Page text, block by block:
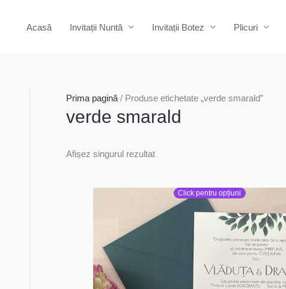
Acasă Invitații Nuntă Invitații Botez Plicuri
Prima pagină / Produse etichetate „verde smarald”
verde smarald
Afișez singurul rezultat
Click pentru opțiuni